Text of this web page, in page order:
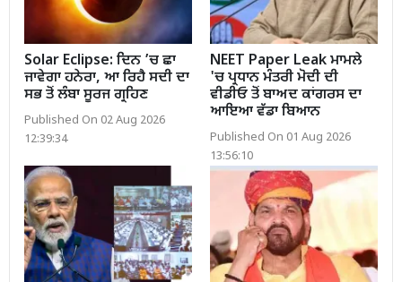
Solar Eclipse: ਦਿਨ ’ਚ ਛਾ
ਜਾਵੇਗਾ ਹਨੇਰਾ, ਆ ਰਿਹੈ ਸਦੀ ਦਾ
ਸਭ ਤੋਂ ਲੰਬਾ ਸੂਰਜ ਗ੍ਰਹਿਣ
Published On 02 Aug 2026
12:39:34
NEET Paper Leak ਮਾਮਲੇ
'ਚ ਪ੍ਰਧਾਨ ਮੰਤਰੀ ਮੋਦੀ ਦੀ
ਵੀਡੀਓ ਤੋਂ ਬਾਅਦ ਕਾਂਗਰਸ ਦਾ
ਆਇਆ ਵੱਡਾ ਬਿਆਨ
Published On 01 Aug 2026
13:56:10